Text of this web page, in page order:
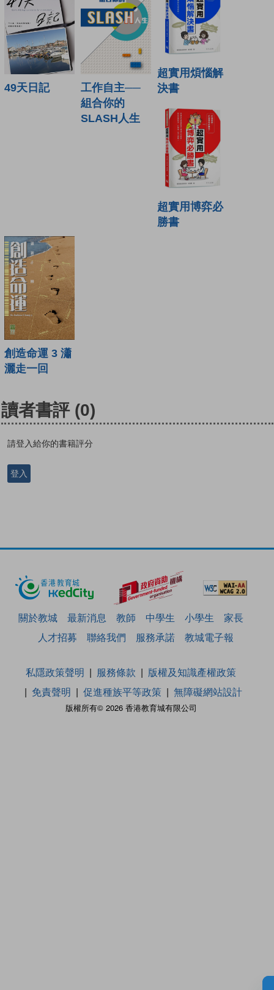
49天日記
工作自主──
組合你的
SLASH人生
超實用煩惱解
決書
超實用博弈必
勝書
創造命運 3 瀟
灑走一回
讀者書評 (0)
請登入給你的書籍評分
登入
關於教城 最新消息 教師 中學生 小學生
家長
人才招募
聯絡我們 服務承諾 教城電子報
版權所有© 2026 香港教育城有限公司
私隱政策聲明 服務條款
版權及知識產權政策
免責聲明
促進種族平等政策 無障礙網站設計